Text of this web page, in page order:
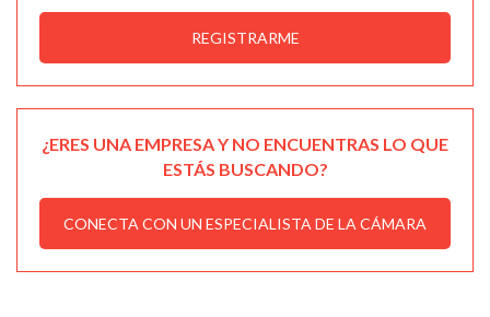
REGISTRARME
¿ERES UNA EMPRESA Y NO ENCUENTRAS LO QUE
ESTÁS BUSCANDO?
CONECTA CON UN ESPECIALISTA DE LA CÁMARA